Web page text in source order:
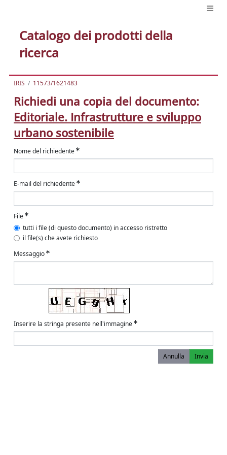
Catalogo dei prodotti della
ricerca
IRIS 11573/1621483
Richiedi una copia del documento:
Editoriale. Infrastrutture e sviluppo
urbano sostenibile
Nome del richiedente
E-mail del richiedente
File
tutti i file (di questo documento) in accesso ristretto
il file(s) che avete richiesto
Messaggio
Inserire la stringa presente nell'immagine
Annulla Invia